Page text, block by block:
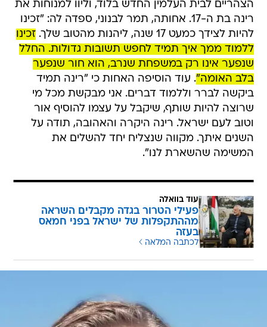
הצהריים לבית העלמין החדש בלוד, וליוו למנוחות את
רינה בת ה-17. אחותה, תמר לבנוני, ספדה לה: "זכינו
להיות לצידך כמעט 17 שנה, ליהנות מהטוב שלך.
זכינו
ללמוד ממך איך תמיד לחפש תשובות גדולות. החלל
שנפער אינו רק במשפחת שנרב, הוא חור שנפער
בלב האומה". עוד הוסיפה האחות כי "רינה תמיד
ביקשה לברר וללמוד דברים. אני מבקשת מכל מי
שרוצה להיות שותף, שיקבל על עצמו להוסיף אור
וטוב לעם ישראל. רינה היקרה והאהובה, תודה על
השנים איתך. מקווה שנצליח יחד להשלים את
המשימה שהשארת לנו".
עוד בוואלה
פעילי הטרור בגדה מקבלים השראה
מההתקפלות של ישראל בפני חמאס
בעזה
לכתבה המלאה